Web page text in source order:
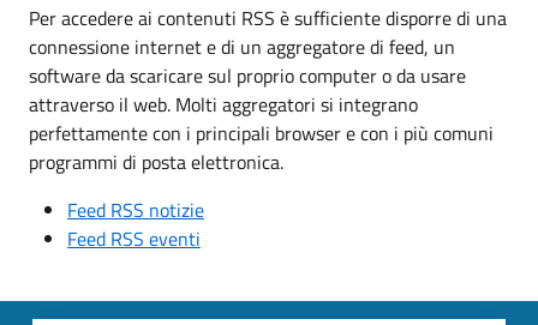
Per accedere ai contenuti RSS è sufficiente disporre di una
connessione internet e di un aggregatore di feed, un
software da scaricare sul proprio computer o da usare
attraverso il web. Molti aggregatori si integrano
perfettamente con i principali browser e con i più comuni
programmi di posta elettronica.
Feed RSS notizie
Feed RSS eventi